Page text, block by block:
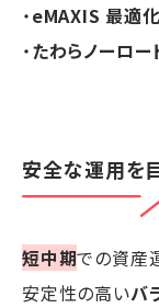
・eMAXIS 最適化
・たわらノーロー
安全な運用を
短中期での資産
安定性の高いバ